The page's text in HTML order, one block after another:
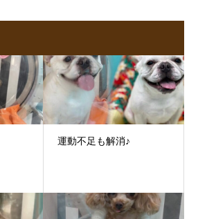
運動不足も解消♪